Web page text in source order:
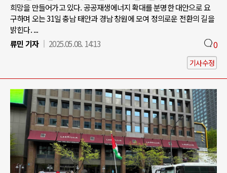
희망을 만들어가고 있다. 공공재생에너지 확대를 분명한 대안으로 요
구하며 오는 31일 충남 태안과 경남 창원에 모여 정의로운 전환의 길을
밝힌다. ...
류민 기자
2025.05.08. 14:13 0
기사수정